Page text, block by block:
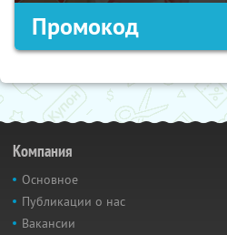
Промокод
Компания
Основное
Публикации о нас
Вакансии